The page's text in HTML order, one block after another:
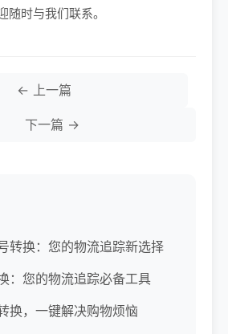
随时与我们联系。
← 上一篇
下一篇 →
转换：您的物流追踪新选择
：您的物流追踪必备工具
换，一键解决购物烦恼